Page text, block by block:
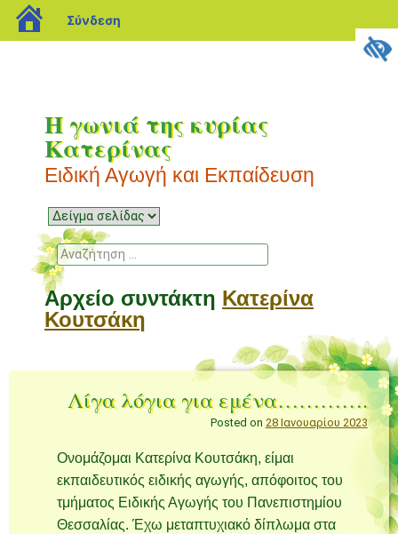
Η γωνιά της κυρίας
Κατερίνας
Ειδική Αγωγή και Εκπαίδευση
Μενού
Μετάβαση
σε
περιεχόμενο
Αναζήτηση
Αρχείο συντάκτη Κατερίνα
Κουτσάκη
Λίγα λόγια για εμένα………….
Posted on 28 Ιανουαρίου 2023
Ονομάζομαι Κατερίνα Κουτσάκη, είμαι
εκπαιδευτικός ειδικής αγωγής, απόφοιτος του
τμήματος Ειδικής Αγωγής του Πανεπιστημίου
Θεσσαλίας. Έχω μεταπτυχιακό δίπλωμα στα
blogs.sch.gr
Σύνδεση